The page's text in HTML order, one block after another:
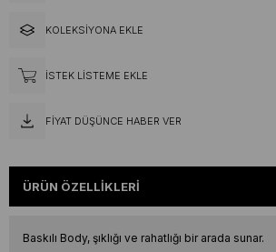
KOLEKSIYONA EKLE
İSTEK LISTEME EKLE
FIYAT DÜŞÜNCE HABER VER
ÜRÜN ÖZELLIKLERI
Baskılı Body, şıklığı ve rahatlığı bir arada sunar.